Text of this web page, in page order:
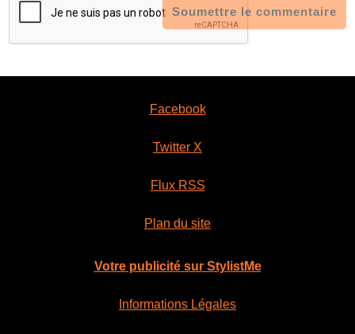
Soumettre le commentaire
Facebook
Twitter X
Flux RSS
Plan du site
Votre publicité sur StylistMe
Informations Légales